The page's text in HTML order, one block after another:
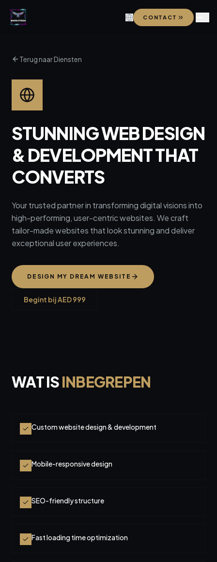
CONTACT
Terug naar Diensten
STUNNING WEB DESIGN
& DEVELOPMENT THAT
CONVERTS
Your trusted partner in transforming digital visions into
high-performing, user-centric websites. We craft
tailor-made websites that look stunning and deliver
exceptional user experiences.
DESIGN MY DREAM WEBSITE
Begint bijAED 999
WAT ISINBEGREPEN
Custom website design & development
Mobile-responsive design
SEO-friendly structure
Fast loading time optimization